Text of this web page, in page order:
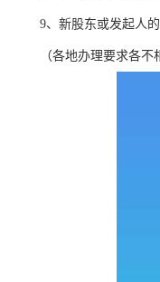
9、新股东或发起人
（各地办理要求各不